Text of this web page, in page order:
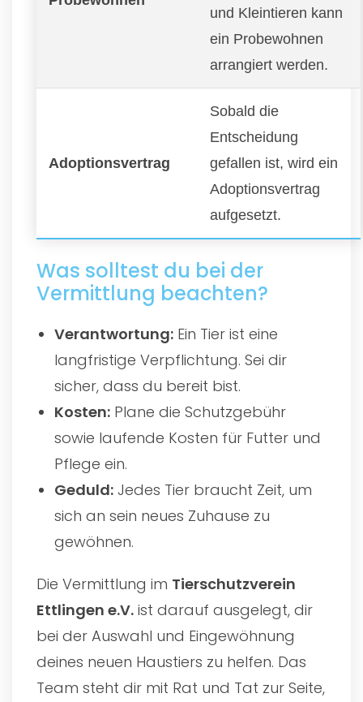
und Kleintieren kann
ein Probewohnen
arrangiert werden.
Adoptionsvertrag
Sobald die
Entscheidung
gefallen ist, wird ein
Adoptionsvertrag
aufgesetzt.
Was solltest du bei der
Vermittlung beachten?
Verantwortung: Ein Tier ist eine
langfristige Verpflichtung. Sei dir
sicher, dass du bereit bist.
Kosten: Plane die Schutzgebühr
sowie laufende Kosten für Futter und
Pflege ein.
Geduld: Jedes Tier braucht Zeit, um
sich an sein neues Zuhause zu
gewöhnen.
Die Vermittlung im Tierschutzverein
Ettlingen e.V. ist darauf ausgelegt, dir
bei der Auswahl und Eingewöhnung
deines neuen Haustiers zu helfen. Das
Team steht dir mit Rat und Tat zur Seite,